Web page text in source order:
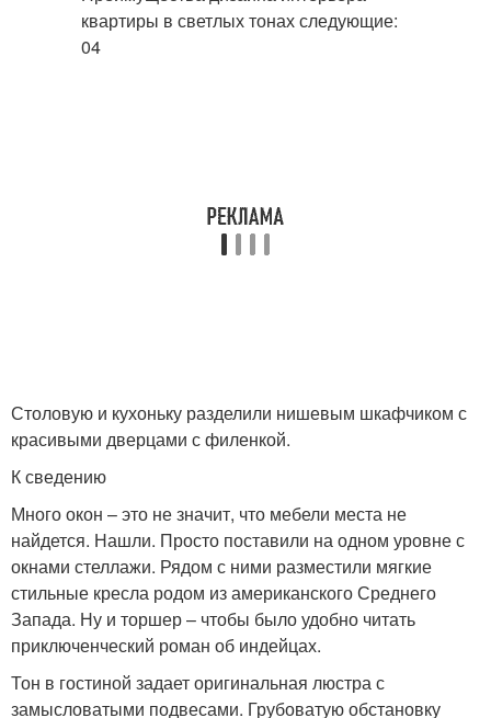
Столовую и кухоньку разделили нишевым шкафчиком с
красивыми дверцами с филенкой.
К сведению
Много окон – это не значит, что мебели места не
найдется. Нашли. Просто поставили на одном уровне с
окнами стеллажи. Рядом с ними разместили мягкие
стильные кресла родом из американского Среднего
Запада. Ну и торшер – чтобы было удобно читать
приключенческий роман об индейцах.
Тон в гостиной задает оригинальная люстра с
замысловатыми подвесами. Грубоватую обстановку